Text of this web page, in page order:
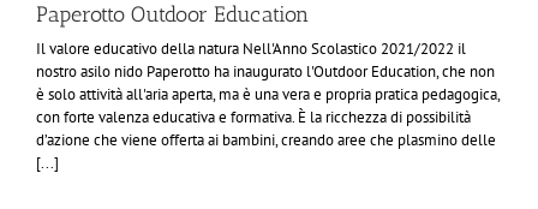
Paperotto Outdoor Education
Il valore educativo della natura Nell'Anno Scolastico 2021/2022 il
nostro asilo nido Paperotto ha inaugurato l'Outdoor Education, che non
è solo attività all'aria aperta, ma è una vera e propria pratica pedagogica,
con forte valenza educativa e formativa. È la ricchezza di possibilità
d’azione che viene offerta ai bambini, creando aree che plasmino delle
[...]